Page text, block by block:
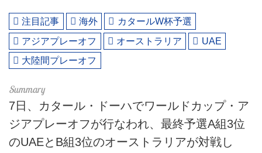
注目記事 海外
カタールW杯予選
アジアプレーオフ
オーストラリア
UAE
大陸間プレーオフ
7日、カタール・ドーハでワールドカップ・ア
ジアプレーオフが行なわれ、最終予選A組3位
のUAEとB組3位のオーストラリアが対戦し